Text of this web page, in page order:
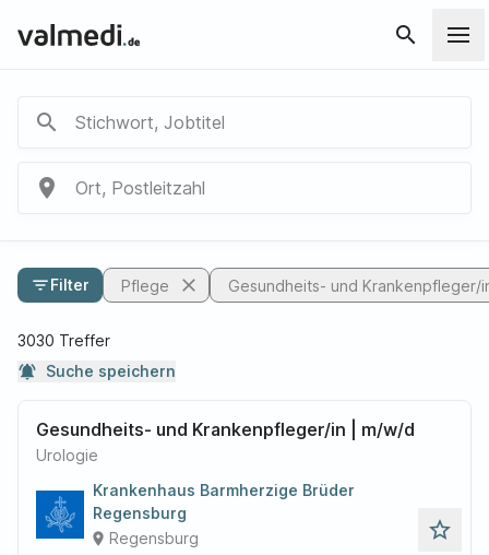
search
search Stichwort, Jobtitel
place Ort, Postleitzahl
filter_listFilter Pflege close Gesundheits- und Krankenpfleger/
3030 Treffer
notifications_active Suche speichern
Gesundheits- und Krankenpfleger/in | m/w/d
Urologie
Krankenhaus Barmherzige Brüder
Regensburg
place Regensburg star_outline